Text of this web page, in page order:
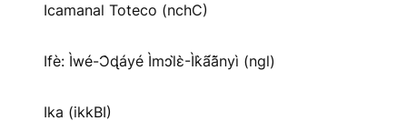
Icamanal Toteco (nchC)
Ifè: Ìwé-Ɔ̀ɖáyé Ìmↄl̀ɛ̀-Ìk̀ã́ã̀nyì (ngl)
Ika (ikkBI)